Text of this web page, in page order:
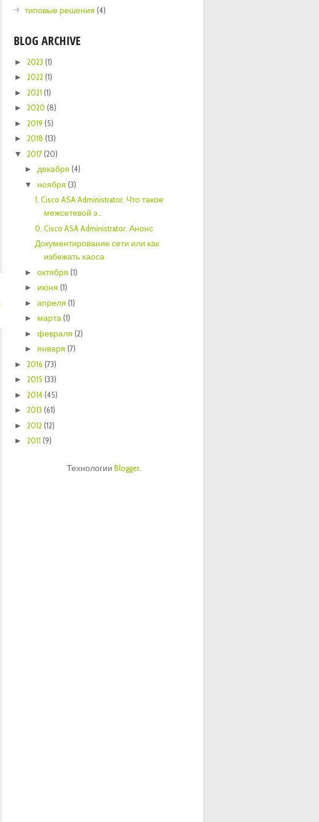
типовые решения (4)
BLOG ARCHIVE
► 2023 (1)
► 2022 (1)
► 2021 (1)
► 2020 (8)
► 2019 (5)
► 2018 (13)
▼ 2017(20)
► декабря (4)
▼ ноября (3)
1. Cisco ASA Administrator. Что такое
межсетевой э...
0. Cisco ASA Administrator. Анонс
Документирование сети или как
избежать хаоса
► октября (1)
► июня (1)
► апреля (1)
► марта(1)
► февраля (2)
► января (7)
► 2016 (73)
► 2015 (33)
► 2014(45)
► 2013 (61)
► 2012 (12)
► 2011 (9)
Технологии Blogger.